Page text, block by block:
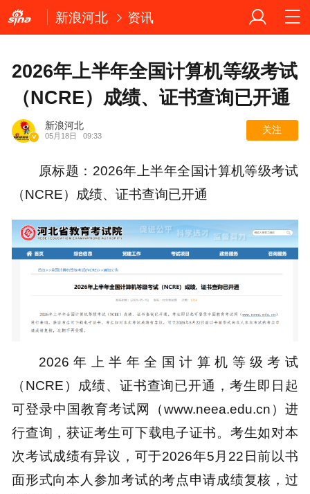
新浪河北 资讯
2026年上半年全国计算机等级考试
（NCRE）成绩、证书查询已开通
新浪河北
05月18日 09:33
关注
原标题：2026年上半年全国计算机等级考试
（NCRE）成绩、证书查询已开通
2026年上半年全国计算机等级考试
（NCRE）成绩、证书查询已开通，考生即日起
可登录中国教育考试网（www.neea.edu.cn）进
行查询，获证考生可下载电子证书。考生如对本
次考试成绩有异议，可于2026年5月22日前以书
面形式向本人参加考试的考点申请成绩复核，过